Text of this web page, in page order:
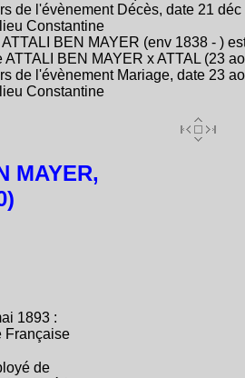
de l'évènement Décès, date 21 déc
Constantine
BEN MAYER (env 1838 - )
ATTALI BEN MAYER x ATTAL (23
de l'évènement Mariage, date 23
Constantine
MAYER,
1893 :
Française
de